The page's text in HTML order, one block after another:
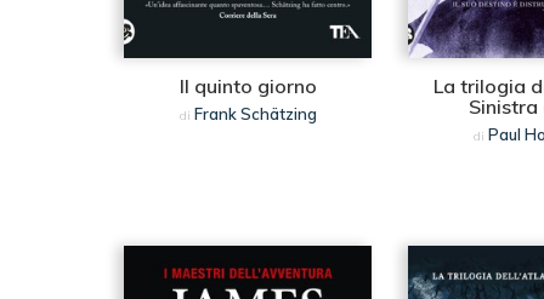
Il quinto giorno
di Frank Schätzing
La trilogia
Sinistra
di Paul